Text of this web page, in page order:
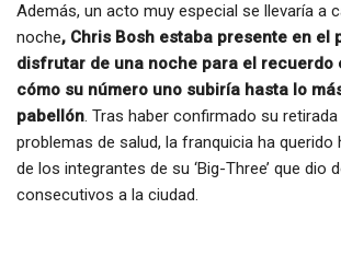
Además, un acto muy especial se llevaría a
noche, Chris Bosh estaba presente en el
disfrutar de una noche para el recuerdo
cómo su número uno subiría hasta lo
pabellón. Tras haber confirmado su
problemas de salud, la franquicia ha querido
de los integrantes de su ‘Big-Three’ que dio
consecutivos a la ciudad.